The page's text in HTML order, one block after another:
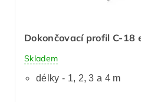
Dokončovací profil C-18
Skladem
délky - 1, 2, 3 a 4 m